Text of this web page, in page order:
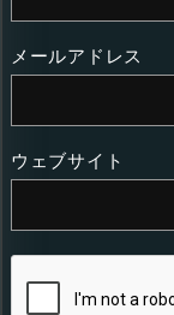
メールアドレス
ウェブサイト